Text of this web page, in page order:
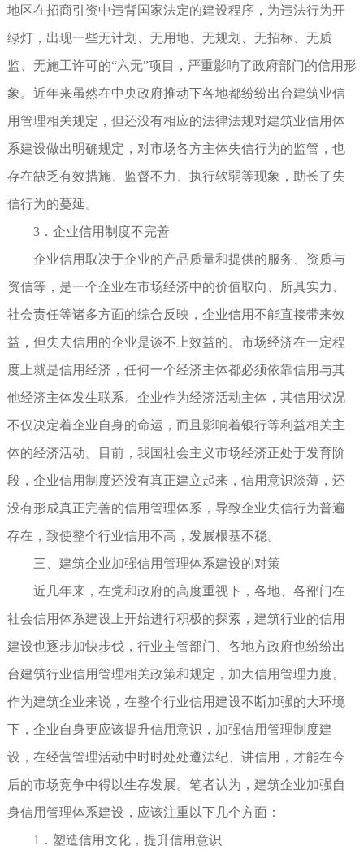
地区在招商引资中违背国家法定的建设程序，为违法行为开
绿灯，出现一些无计划、无用地、无规划、无招标、无质
监、无施工许可的“六无”项目，严重影响了政府部门的信用形
象。近年来虽然在中央政府推动下各地都纷纷出台建筑业信
用管理相关规定，但还没有相应的法律法规对建筑业信用体
系建设做出明确规定，对市场各方主体失信行为的监管，也
存在缺乏有效措施、监督不力、执行软弱等现象，助长了失
信行为的蔓延。
3．企业信用制度不完善
企业信用取决于企业的产品质量和提供的服务、资质与
资信等，是一个企业在市场经济中的价值取向、所具实力、
社会责任等诸多方面的综合反映，企业信用不能直接带来效
益，但失去信用的企业是谈不上效益的。市场经济在一定程
度上就是信用经济，任何一个经济主体都必须依靠信用与其
他经济主体发生联系。企业作为经济活动主体，其信用状况
不仅决定着企业自身的命运，而且影响着银行等利益相关主
体的经济活动。目前，我国社会主义市场经济正处于发育阶
段，企业信用制度还没有真正建立起来，信用意识淡薄，还
没有形成真正完善的信用管理体系，导致企业失信行为普遍
存在，致使整个行业信用不高，发展根基不稳。
三、建筑企业加强信用管理体系建设的对策
近几年来，在党和政府的高度重视下，各地、各部门在
社会信用体系建设上开始进行积极的探索，建筑行业的信用
建设也逐步加快步伐，行业主管部门、各地方政府也纷纷出
台建筑行业信用管理相关政策和规定，加大信用管理力度。
作为建筑企业来说，在整个行业信用建设不断加强的大环境
下，企业自身更应该提升信用意识，加强信用管理制度建
设，在经营管理活动中时时处处遵法纪、讲信用，才能在今
后的市场竞争中得以生存发展。笔者认为，建筑企业加强自
身信用管理体系建设，应该注重以下几个方面：
1．塑造信用文化，提升信用意识